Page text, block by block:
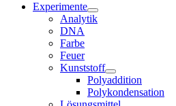
Experimente
Analytik
DNA
Farbe
Feuer
Kunststoff
Polyaddition
Polykondensation